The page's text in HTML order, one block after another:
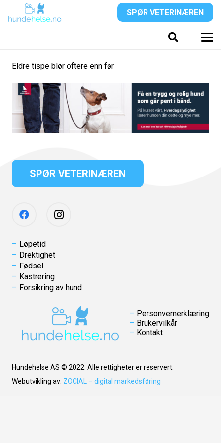
SPØR VETERINÆREN
Eldre tispe blør oftere enn før
SPØR VETERINÆREN
Løpetid
Drektighet
Fødsel
Kastrering
Forsikring av hund
Personvernerklæring
Brukervilkår
Kontakt
Hundehelse AS © 2022. Alle rettigheter er reservert.
Webutvikling av: ZOCIAL – digital markedsføring